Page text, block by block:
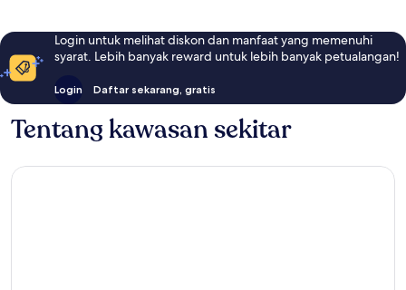
Login untuk melihat diskon dan manfaat yang memenuhi
syarat. Lebih banyak reward untuk lebih banyak petualangan!
Login Daftar sekarang, gratis
Tentang kawasan sekitar